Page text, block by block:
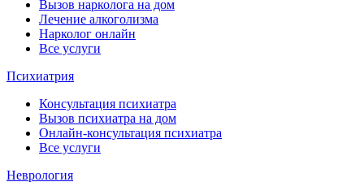
Вызов нарколога на дом
Лечение алкоголизма
Нарколог онлайн
Все услуги
Психиатрия
Консультация психиатра
Вызов психиатра на дом
Онлайн-консультация психиатра
Все услуги
Неврология